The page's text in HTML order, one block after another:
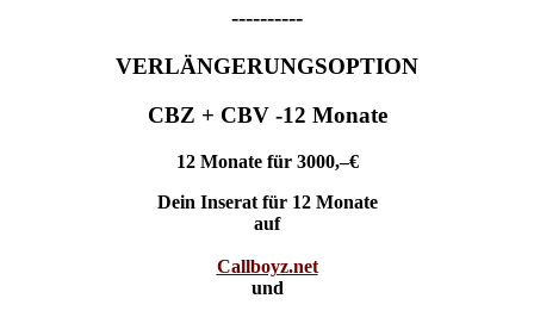
----------
VERLÄNGERUNGSOPTION
CBZ + CBV -12 Monate
12 Monate für 3000,–€
Dein Inserat für 12 Monate
auf
Callboyz.net
und